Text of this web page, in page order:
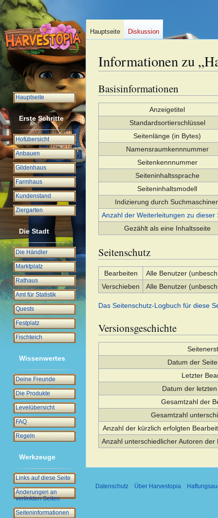
Informationen zu
Zur
Navigation
Zur
Suche
Basisinformationen
Anzeigetitel
Standardsortierschlüssel
Seitenlänge (in Bytes)
Namensraumkennnummer
Seitenkennnummer
Seiteninhaltssprache
Seiteninhaltsmodell
Indizierung durch
Anzahl der Weiterleitungen zu dieser
Gezählt als eine Inhaltsseite
Seitenschutz
Bearbeiten
Alle Benutzer
Verschieben
Alle Benutzer
Das Seitenschutz-Logbuch für diese
Versionsgeschichte
Datum der
Letzter
Datum der
Gesamtzahl der
Gesamtzahl
Anzahl der kürzlich erfolgten
Anzahl unterschiedlicher Autoren
Hauptseite Diskussion
Hauptseite
Erste Schritte
Hofübersicht
Anbauen
Gildenhaus
Farmhaus
Kundenstand
Ziergarten
Die Stadt
Die Händler
Marktplatz
Rathaus
Amt für Statistik
Quests
Festplatz
Fischteich
Wissenwertes
Deine Freunde
Die Produkte
Levelübersicht
FAQ
Regeln
Werkzeuge
Links auf diese Seite
Änderungen an
verlinkten Seiten
Seiten­­informationen
Datenschutz Über Harvestopia